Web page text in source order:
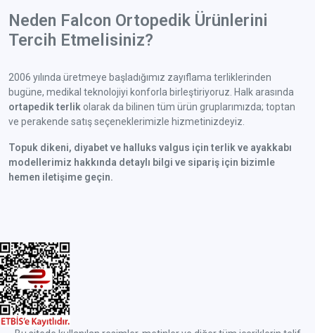
Neden Falcon Ortopedik Ürünlerini
Tercih Etmelisiniz?
2006 yılında üretmeye başladığımız zayıflama terliklerinden
bugüne, medikal teknolojiyi konforla birleştiriyoruz. Halk arasında
ortapedik terlik olarak da bilinen tüm ürün gruplarımızda; toptan
ve perakende satış seçeneklerimizle hizmetinizdeyiz.
Topuk dikeni, diyabet ve halluks valgus için terlik ve ayakkabı
modellerimiz hakkında detaylı bilgi ve sipariş için bizimle
hemen iletişime geçin.